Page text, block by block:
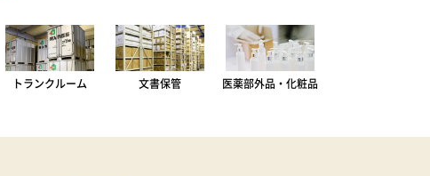
トランクルーム 文書保管 医薬部外品・化粧品